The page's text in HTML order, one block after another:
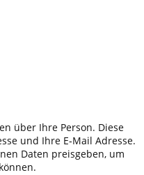
über Ihre Person. Diese
und Ihre E‑Mail Adresse.
Daten preisgeben, um